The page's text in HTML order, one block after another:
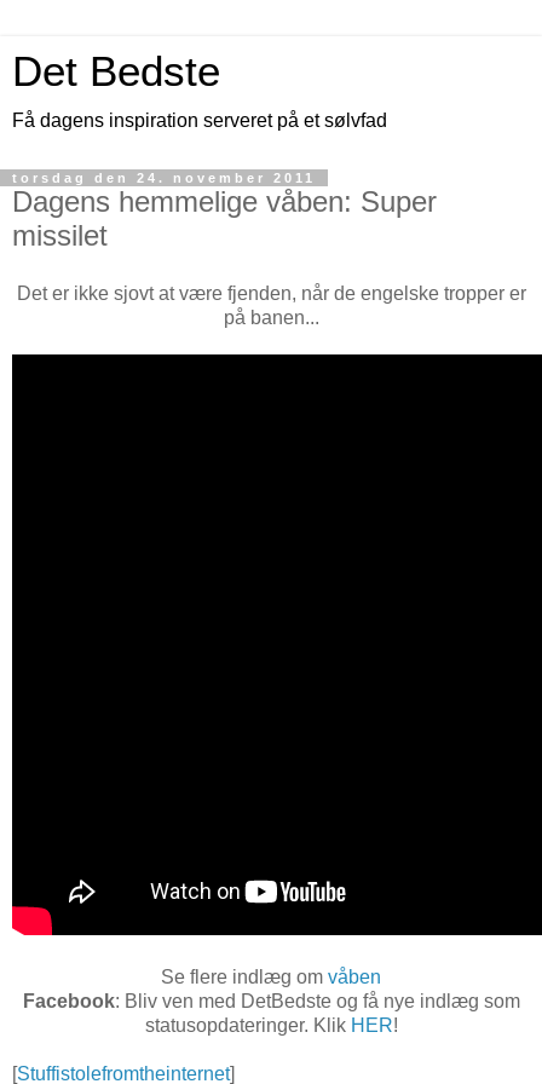
Det Bedste
Få dagens inspiration serveret på et sølvfad
torsdag den 24. november 2011
Dagens hemmelige våben: Super
missilet
Det er ikke sjovt at være fjenden, når de engelske tropper er
på banen...
Se flere indlæg om våben
Facebook: Bliv ven med DetBedste og få nye indlæg som
statusopdateringer. Klik HER!
[Stuffistolefromtheinternet]